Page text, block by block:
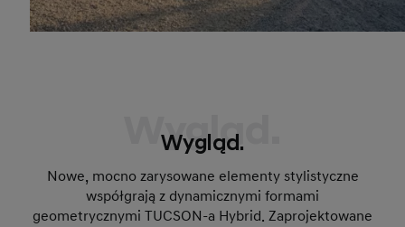
Wygląd.
Wygląd.
Nowe, mocno zarysowane elementy stylistyczne
współgrają z dynamicznymi formami
geometrycznymi TUCSON-a Hybrid. Zaprojektowane